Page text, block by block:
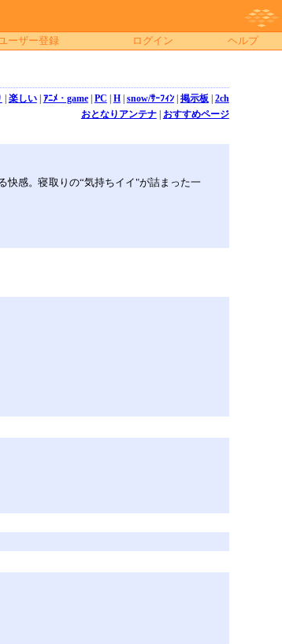
ーザー登録 ログイン ヘルプ
楽しい| ｱﾆﾒ・game| PC H| snow/ｻｰﾌｨﾝ| 掲示板| 2ch
おとなりアンテナ| おすすめページ
快感。寝取りの“気持ちイイ"が詰まった一